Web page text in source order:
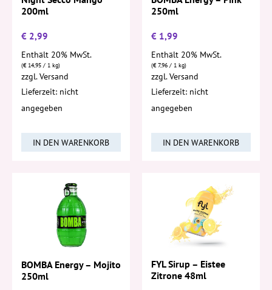
200ml
€ 2,99
Enthält 20% MwSt.
(€14,95 / 1 kg)
zzgl.Versand
Lieferzeit: nicht
angegeben
IN DEN WARENKORB
250ml
€ 1,99
Enthält 20% MwSt.
(€7,96 / 1 kg)
zzgl.Versand
Lieferzeit: nicht
angegeben
IN DEN WARENKORB
BOMBA Energy – Mojito
250ml
FYL Sirup – Eistee
Zitrone 48ml